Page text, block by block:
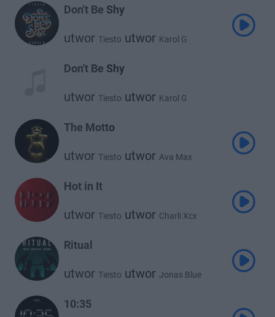
Don't Be Shy
utwor Tiesto utwor Karol G
Don't Be Shy
utwor Tiesto utwor Karol G
The Motto
utwor Tiesto utwor Ava Max
Hot in It
utwor Tiesto utwor Charli Xcx
Ritual
utwor Tiesto utwor Jonas Blue
10:35